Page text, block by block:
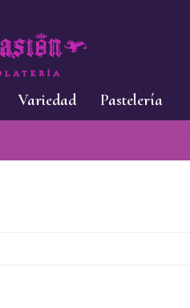
Variedad Pastelería